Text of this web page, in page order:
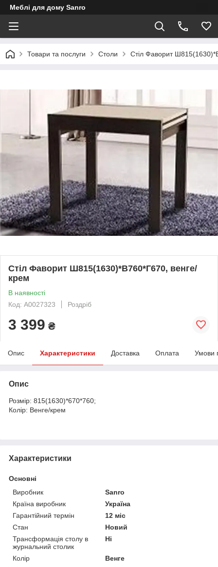
Меблі для дому Sanro
Товари та послуги Столи Стіл Фаворит
Стіл Фаворит Ш815(1630)*В760*Г670, венге/
крем
В наявності
Код: А0027323
Роздріб
3 399 ₴
Опис Характеристики Доставка Оплата Умови
Опис
Розмір: 815(1630)*670*760;
Колір: Венге/крем
Характеристики
Основні
Виробник
Sanro
Країна виробник
Україна
Гарантійний термін
12 міс
Стан
Новий
Трансформація столу в
журнальний столик
Ні
Колір
Венге